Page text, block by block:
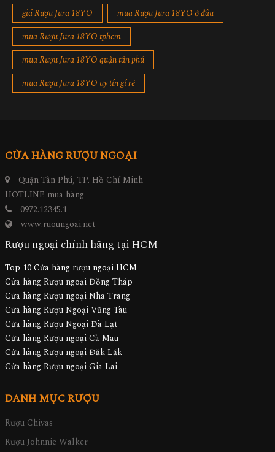
giá Rượu Jura 18YO
mua Rượu Jura 18YO ở đâu
mua Rượu Jura 18YO tphcm
mua Rượu Jura 18YO quận tân phú
mua Rượu Jura 18YO uy tín gí rẻ
CỬA HÀNG RƯỢU NGOẠI
Quận Tân Phú, TP. Hồ Chí Minh
HOTLINE mua hàng
0972.12345.1
www.ruoungoai.net
Rượu ngoại chính hãng tại HCM
Top 10 Cửa hàng rượu ngoại HCM
Cửa hàng Rượu ngoại Đồng Tháp
Cửa hàng Rượu ngoại Nha Trang
Cửa hàng Rượu Ngoại Vũng Tàu
Cửa hàng Rượu Ngoại Đà Lạt
Cửa hàng Rượu ngoại Cà Mau
Cửa hàng Rượu ngoại Đăk Lăk
Cửa hàng Rượu ngoại Gia Lai
DANH MỤC RƯỢU
Rượu Chivas
Rượu Johnnie Walker